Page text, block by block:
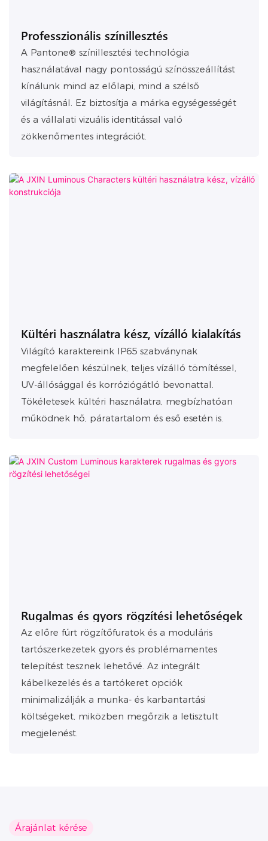
Professzionális színillesztés
A Pantone® színillesztési technológia
használatával nagy pontosságú színösszeállítást
kínálunk mind az előlapi, mind a szélső
világításnál. Ez biztosítja a márka egységességét
és a vállalati vizuális identitással való
zökkenőmentes integrációt.
Kültéri használatra kész, vízálló kialakítás
Világító karaktereink IP65 szabványnak
megfelelően készülnek, teljes vízálló tömítéssel,
UV-állósággal és korróziógátló bevonattal.
Tökéletesek kültéri használatra, megbízhatóan
működnek hő, páratartalom és eső esetén is.
Rugalmas és gyors rögzítési lehetőségek
Az előre fúrt rögzítőfuratok és a moduláris
tartószerkezetek gyors és problémamentes
telepítést tesznek lehetővé. Az integrált
kábelkezelés és a tartókeret opciók
minimalizálják a munka- és karbantartási
költségeket, miközben megőrzik a letisztult
megjelenést.
Árajánlat kérése